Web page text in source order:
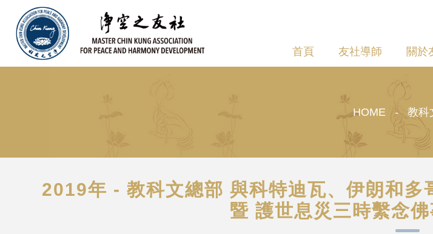
首頁 友社導師 關於
HOME - 教科
2019年 - 教科文總部 與科特迪瓦、伊朗和多
暨 護世息災三時繫念